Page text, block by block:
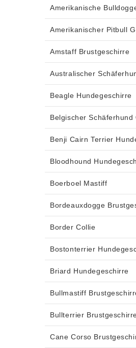
Amerikanische
Amerikanischer Pitbull
Amstaff Brustgeschirre
Australischer
Beagle Hundegeschirre
Belgischer Schäferhund
Benji Cairn Terrier
Bloodhound
Boerboel Mastiff
Bordeauxdogge
Border Collie
Bostonterrier
Briard Hundegeschirre
Bullmastiff
Bullterrier
Cane Corso